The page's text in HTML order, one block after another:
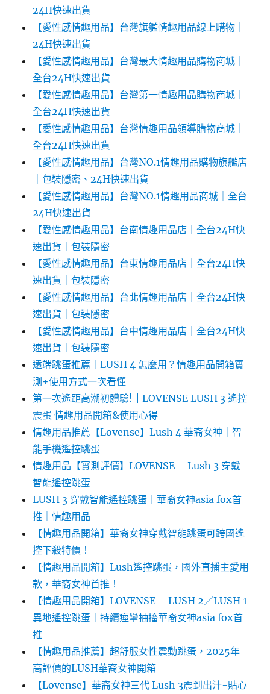
24H快速出貨
【愛性感情趣用品】台灣旗艦情趣用品線上購物｜
24H快速出貨
【愛性感情趣用品】台灣最大情趣用品購物商城｜
全台24H快速出貨
【愛性感情趣用品】台灣第一情趣用品購物商城｜
全台24H快速出貨
【愛性感情趣用品】台灣情趣用品領導購物商城｜
全台24H快速出貨
【愛性感情趣用品】台灣NO.1情趣用品購物旗艦店
｜包裝隱密、24H快速出貨
【愛性感情趣用品】台灣NO.1情趣用品商城｜全台
24H快速出貨
【愛性感情趣用品】台南情趣用品店｜全台24H快
速出貨｜包裝隱密
【愛性感情趣用品】台東情趣用品店｜全台24H快
速出貨｜包裝隱密
【愛性感情趣用品】台北情趣用品店｜全台24H快
速出貨｜包裝隱密
【愛性感情趣用品】台中情趣用品店｜全台24H快
速出貨｜包裝隱密
遠端跳蛋推薦｜LUSH 4 怎麼用？情趣用品開箱實
測+使用方式一次看懂
第一次遙距高潮初體驗!┃LOVENSE LUSH 3 遙控
震蛋 情趣用品開箱&使用心得
情趣用品推薦【Lovense】Lush 4 華裔女神｜智
能手機遙控跳蛋
情趣用品【實測評價】LOVENSE – Lush 3 穿戴
智能遙控跳蛋
LUSH 3 穿戴智能遙控跳蛋｜華裔女神asia fox首
推｜情趣用品
【情趣用品開箱】華裔女神穿戴智能跳蛋可跨國遙
控下殺特價！
【情趣用品開箱】Lush遙控跳蛋，國外直播主愛用
款，華裔女神首推！
【情趣用品開箱】LOVENSE – LUSH 2／LUSH 1
異地遙控跳蛋｜持續痙攣抽搐華裔女神asia fox首
推
【情趣用品推薦】超舒服女性震動跳蛋，2025年
高評價的LUSH華裔女神開箱
【Lovense】華裔女神三代 Lush 3震到出汁-貼心